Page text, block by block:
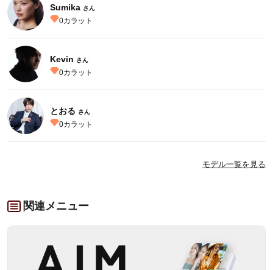
Sumika さん
0カラット
Kevin さん
0カラット
とおる さん
0カラット
モデル一覧を見る
関連メニュー